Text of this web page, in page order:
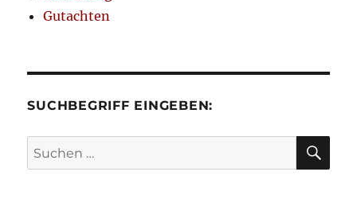
Gutachten
SUCHBEGRIFF EINGEBEN:
Suchen
nach: